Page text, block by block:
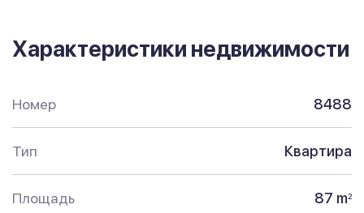
Характеристики недвижимости
Номер 8488
Тип Квартира
Площадь 87 m2